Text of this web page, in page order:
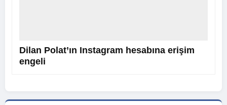
Dilan Polat’ın Instagram hesabına erişim
engeli